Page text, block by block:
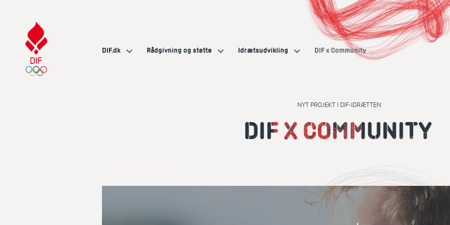
DIF.dk Rådgivning og støtte Idrætsudvikling DIF x Community
NYT PROJEKT I DIF-IDRÆTTEN
DIF X COMMUNITY